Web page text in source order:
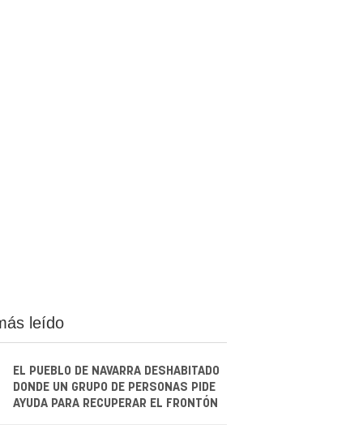
leído
EL PUEBLO DE NAVARRA DESHABITADO
DONDE UN GRUPO DE PERSONAS PIDE
AYUDA PARA RECUPERAR EL FRONTÓN